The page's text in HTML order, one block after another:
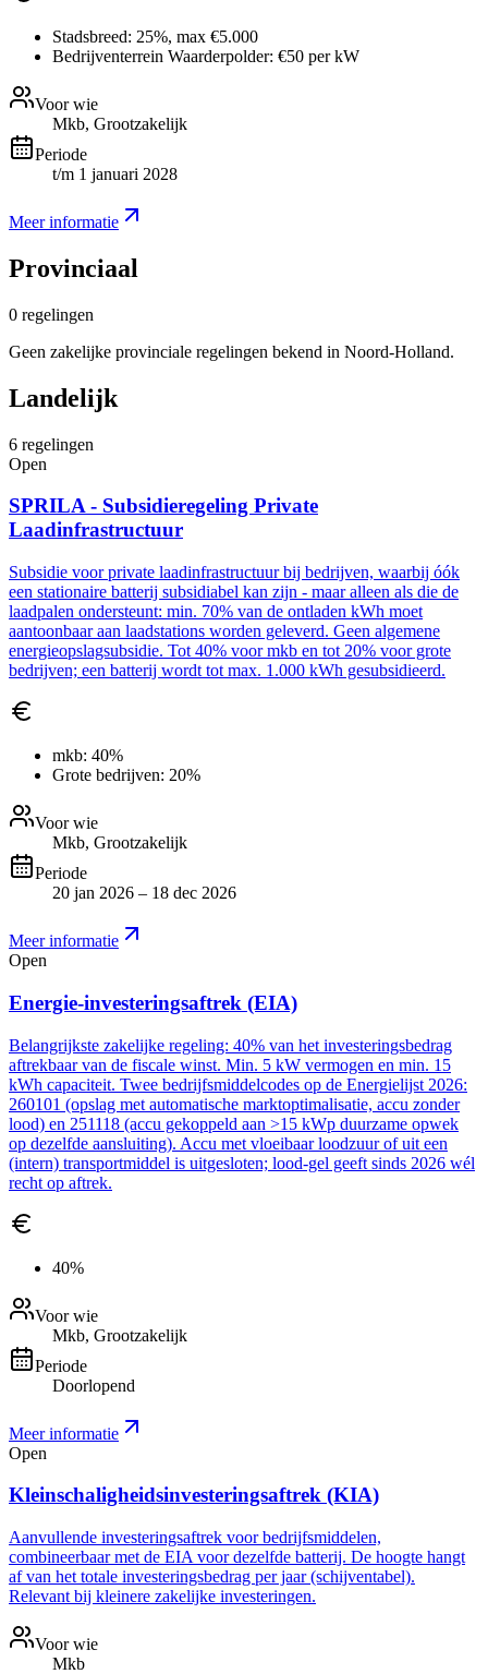
Stadsbreed: 25%, max €5.000
Bedrijventerrein Waarderpolder: €50 per kW
Voor wie
Mkb, Grootzakelijk
Periode
t/m 1 januari 2028
Meer informatie
Provinciaal
0 regelingen
Geen zakelijke provinciale regelingen bekend in Noord-Holland.
Landelijk
6 regelingen
Open
SPRILA - Subsidieregeling Private
Laadinfrastructuur
Subsidie voor private laadinfrastructuur bij bedrijven, waarbij óók
een stationaire batterij subsidiabel kan zijn - maar alleen als die de
laadpalen ondersteunt: min. 70% van de ontladen kWh moet
aantoonbaar aan laadstations worden geleverd. Geen algemene
energieopslagsubsidie. Tot 40% voor mkb en tot 20% voor grote
bedrijven; een batterij wordt tot max. 1.000 kWh gesubsidieerd.
mkb: 40%
Grote bedrijven: 20%
Voor wie
Mkb, Grootzakelijk
Periode
20 jan 2026 – 18 dec 2026
Meer informatie
Open
Energie-investeringsaftrek (EIA)
Belangrijkste zakelijke regeling: 40% van het investeringsbedrag
aftrekbaar van de fiscale winst. Min. 5 kW vermogen en min. 15
kWh capaciteit. Twee bedrijfsmiddelcodes op de Energielijst 2026:
260101 (opslag met automatische marktoptimalisatie, accu zonder
lood) en 251118 (accu gekoppeld aan >15 kWp duurzame opwek
op dezelfde aansluiting). Accu met vloeibaar loodzuur of uit een
(intern) transportmiddel is uitgesloten; lood-gel geeft sinds 2026 wél
recht op aftrek.
40%
Voor wie
Mkb, Grootzakelijk
Periode
Doorlopend
Meer informatie
Open
Kleinschaligheidsinvesteringsaftrek (KIA)
Aanvullende investeringsaftrek voor bedrijfsmiddelen,
combineerbaar met de EIA voor dezelfde batterij. De hoogte hangt
af van het totale investeringsbedrag per jaar (schijventabel).
Relevant bij kleinere zakelijke investeringen.
Voor wie
Mkb